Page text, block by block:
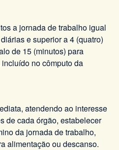
a jornada de trabalho igual
e superior a 4 (quatro)
de 15 (minutos) para
no cômputo da
atendendo ao interesse
de cada órgão, estabelecer
da jornada de trabalho,
alimentação ou descanso.